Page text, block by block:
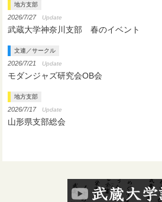
地方支部
2026/7/27 Update
武蔵大学神奈川支部 春のイベント
文連／サークル
2026/7/21 Update
モダンジャズ研究会OB会
地方支部
2026/7/17 Update
山形県支部総会